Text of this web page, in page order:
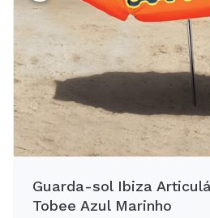
Guarda-sol Ibiza
Tobee Azul Marinho